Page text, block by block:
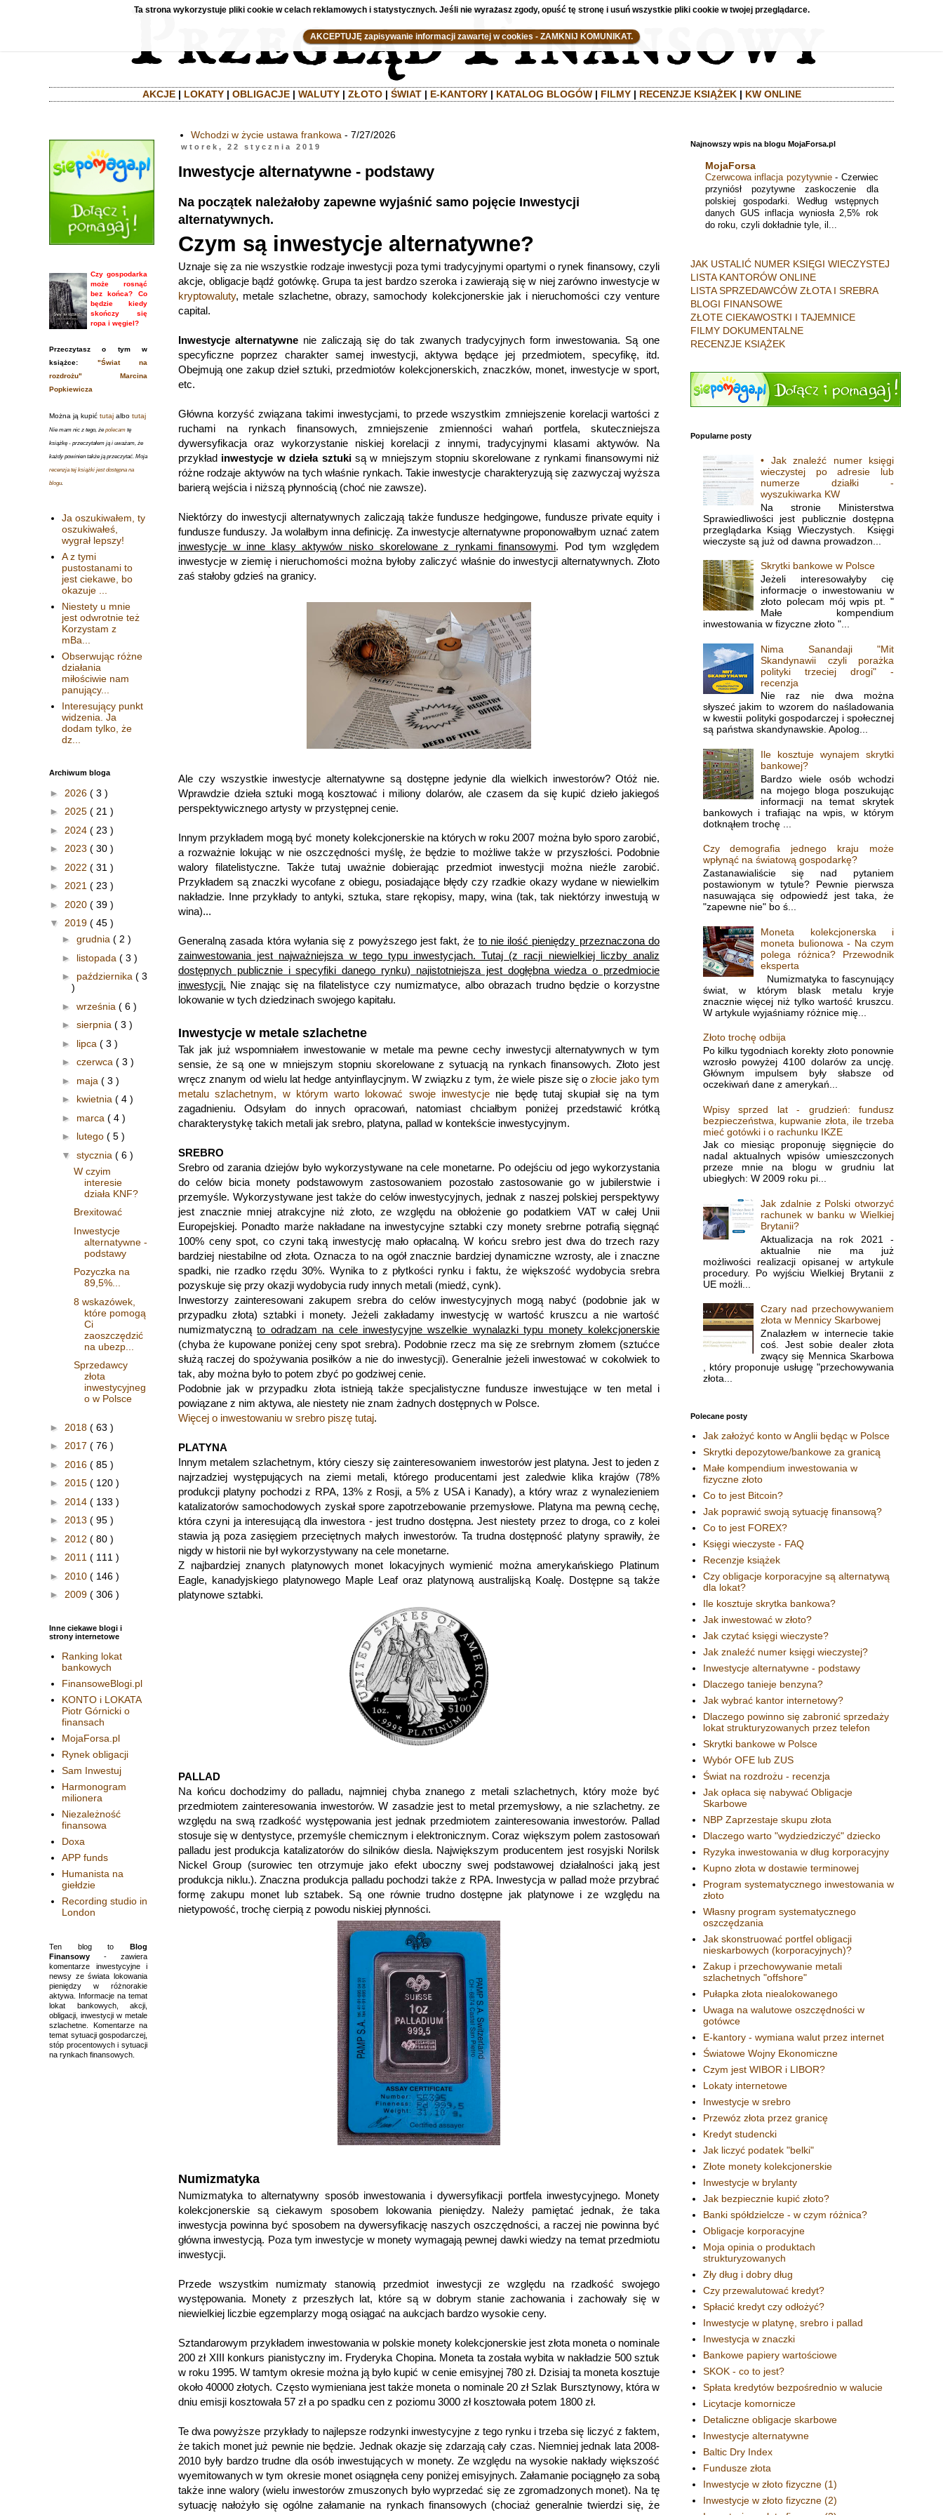
AKCJE| LOKATY| OBLIGACJE| WALUTY| ZŁOTO| ŚWIAT| E-KANTORY| KATALOG BLOGÓW| FILMY| RECENZJE KSIĄŻEK| KW ONLINE
Wchodzi w życie ustawa frankowa - 7/27/2026
wtorek, 22 stycznia 2019
Inwestycje alternatywne - podstawy
Na początek należałoby zapewne wyjaśnić samo pojęcie Inwestycji
alternatywnych.
Czym są inwestycje alternatywne?
Uznaje się za nie wszystkie rodzaje inwestycji poza tymi tradycyjnymi opartymi o rynek finansowy, czyli
akcje, obligacje bądź gotówkę. Grupa ta jest bardzo szeroka i zawierają się w niej zarówno inwestycje w
kryptowaluty, metale szlachetne, obrazy, samochody kolekcjonerskie jak i nieruchomości czy venture
capital.
Inwestycje alternatywne nie zaliczają się do tak zwanych tradycyjnych form inwestowania. Są one
specyficzne poprzez charakter samej inwestycji, aktywa będące jej przedmiotem, specyfikę, itd.
Obejmują one zakup dzieł sztuki, przedmiotów kolekcjonerskich, znaczków, monet, inwestycje w sport,
etc.
Główna korzyść związana takimi inwestycjami, to przede wszystkim zmniejszenie korelacji wartości z
ruchami na rynkach finansowych, zmniejszenie zmienności wahań portfela, skuteczniejsza
dywersyfikacja oraz wykorzystanie niskiej korelacji z innymi, tradycyjnymi klasami aktywów. Na
przykład inwestycje w dzieła sztukisą w mniejszym stopniu skorelowane z rynkami finansowymi niż
różne rodzaje aktywów na tych właśnie rynkach. Takie inwestycje charakteryzują się zazwyczaj wyższa
barierą wejścia i niższą płynnością (choć nie zawsze).
Niektórzy do inwestycji alternatywnych zaliczają także fundusze hedgingowe, fundusze private equity i
fundusze funduszy. Ja wolałbym inna definicję. Za inwestycje alternatywne proponowałbym uznać zatem
inwestycje w inne klasy aktywów nisko skorelowane z rynkami finansowymi. Pod tym względem
inwestycje w ziemię i nieruchomości można byłoby zaliczyć właśnie do inwestycji alternatywnych. Złoto
zaś stałoby gdzieś na granicy.
Ale czy wszystkie inwestycje alternatywne są dostępne jedynie dla wielkich inwestorów? Otóż nie.
Wprawdzie dzieła sztuki mogą kosztować i miliony dolarów, ale czasem da się kupić dzieło jakiegoś
perspektywicznego artysty w przystępnej cenie.
Innym przykładem mogą być monety kolekcjonerskie na których w roku 2007 można było sporo zarobić,
a rozważnie lokując w nie oszczędności myślę, że będzie to możliwe także w przyszłości. Podobnie
walory filatelistyczne. Także tutaj uważnie dobierając przedmiot inwestycji można nieźle zarobić.
Przykładem są znaczki wycofane z obiegu, posiadające błędy czy rzadkie okazy wydane w niewielkim
nakładzie. Inne przykłady to antyki, sztuka, stare rękopisy, mapy, wina (tak, tak niektórzy inwestują w
wina)...
Generalną zasada która wyłania się z powyższego jest fakt, że to nie ilość pieniędzy przeznaczona do
zainwestowania jest najważniejsza w tego typu inwestycjach. Tutaj (z racji niewielkiej liczby analiz
dostępnych publicznie i specyfiki danego rynku) najistotniejsza jest dogłębna wiedza o przedmiocie
inwestycji. Nie znając się na filatelistyce czy numizmatyce, albo obrazach trudno będzie o korzystne
lokowanie w tych dziedzinach swojego kapitału.
Inwestycje w metale szlachetne
Tak jak już wspomniałem inwestowanie w metale ma pewne cechy inwestycji alternatywnych w tym
sensie, że są one w mniejszym stopniu skorelowane z sytuacją na rynkach finansowych. Złoto jest
wręcz znanym od wielu lat hedge antyinflaycjnym. W związku z tym, że wiele pisze się ozłocie jako tym
metalu szlachetnym, w którym warto lokować swoje inwestycje nie będę tutaj skupiał się na tym
zagadnieniu. Odsyłam do innych opracowań, natomiast chciałbym poniżej przedstawić krótką
charakterystykę takich metali jak srebro, platyna, pallad w kontekście inwestycyjnym.
SREBRO
Srebro od zarania dziejów było wykorzystywane na cele monetarne. Po odejściu od jego wykorzystania
do celów bicia monety podstawowym zastosowaniem pozostało zastosowanie go w jubilerstwie i
przemyśle. Wykorzystywane jest także do celów inwestycyjnych, jednak z naszej polskiej perspektywy
jest znacznie mniej atrakcyjne niż złoto, ze względu na obłożenie go podatkiem VAT w całej Unii
Europejskiej. Ponadto marże nakładane na inwestycyjne sztabki czy monety srebrne potrafią sięgnąć
100% ceny spot, co czyni taką inwestycję mało opłacalną. W końcu srebro jest dwa do trzech razy
bardziej niestabilne od złota. Oznacza to na ogół znacznie bardziej dynamiczne wzrosty, ale i znaczne
spadki, nie rzadko rzędu 30%. Wynika to z płytkości rynku i faktu, że większość wydobycia srebra
pozyskuje się przy okazji wydobycia rudy innych metali (miedź, cynk).
Inwestorzy zainteresowani zakupem srebra do celów inwestycyjnych mogą nabyć (podobnie jak w
przypadku złota) sztabki i monety. Jeżeli zakładamy inwestycję w wartość kruszcu a nie wartość
numizmatycznąto odradzam na cele inwestycyjne wszelkie wynalazki typu monety kolekcjonerskie
(chyba że kupowane poniżej ceny spot srebra). Podobnie rzecz ma się ze srebrnym złomem (sztućce
służą raczej do spożywania posiłków a nie do inwestycji). Generalnie jeżeli inwestować w cokolwiek to
tak, aby można było to potem zbyć po godziwej cenie.
Podobnie jak w przypadku złota istnieją także specjalistyczne fundusze inwestujące w ten metal i
powiązane z nim aktywa, ale niestety nie znam żadnych dostępnych w Polsce.
Więcej o inwestowaniu w srebro piszę tutaj.
PLATYNA
Innym metalem szlachetnym, który cieszy się zainteresowaniem inwestorów jest platyna. Jest to jeden z
najrzadziej występujących na ziemi metali, którego producentami jest zaledwie klika krajów (78%
produkcji platyny pochodzi z RPA, 13% z Rosji, a 5% z USA i Kanady), a który wraz z wynalezieniem
katalizatorów samochodowych zyskał spore zapotrzebowanie przemysłowe. Platyna ma pewną cechę,
która czyni ja interesującą dla inwestora - jest trudno dostępna. Jest niestety przez to droga, co z kolei
stawia ją poza zasięgiem przeciętnych małych inwestorów. Ta trudna dostępność platyny sprawiły, że
nigdy w historii nie był wykorzystywany na cele monetarne.
Z najbardziej znanych platynowych monet lokacyjnych wymienić można amerykańskiego Platinum
Eagle, kanadyjskiego platynowego Maple Leaf oraz platynową australijską Koalę. Dostępne są także
platynowe sztabki.
PALLAD
Na końcu dochodzimy do palladu, najmniej chyba znanego z metali szlachetnych, który może być
przedmiotem zainteresowania inwestorów. W zasadzie jest to metal przemysłowy, a nie szlachetny. ze
względu na swą rzadkość występowania jest jednak przedmiotem zainteresowania inwestorów. Pallad
stosuje się w dentystyce, przemyśle chemicznym i elektronicznym. Coraz większym polem zastosowań
palladu jest produkcja katalizatorów do silników diesla. Największym producentem jest rosyjski Norilsk
Nickel Group (surowiec ten otrzymuje jako efekt uboczny swej podstawowej działalności jaką jest
produkcja niklu.). Znaczna produkcja palladu pochodzi także z RPA. Inwestycja w pallad może przybrać
formę zakupu monet lub sztabek. Są one równie trudno dostępne jak platynowe i ze względu na
nietypowość, trochę cierpią z powodu niskiej płynności.
Numizmatyka
Numizmatyka to alternatywny sposób inwestowania i dywersyfikacji portfela inwestycyjnego. Monety
kolekcjonerskie są ciekawym sposobem lokowania pieniędzy. Należy pamiętać jednak, że taka
inwestycja powinna być sposobem na dywersyfikację naszych oszczędności, a raczej nie powinna być
główna inwestycją. Poza tym inwestycje w monety wymagają pewnej dawki wiedzy na temat przedmiotu
inwestycji.
Przede wszystkim numizmaty stanowią przedmiot inwestycji ze względu na rzadkość swojego
występowania. Monety z przeszłych lat, które są w dobrym stanie zachowania i zachowały się w
niewielkiej liczbie egzemplarzy mogą osiągać na aukcjach bardzo wysokie ceny.
Sztandarowym przykładem inwestowania w polskie monety kolekcjonerskie jest złota moneta o nominale
200 zł XIII konkurs pianistyczny im. Fryderyka Chopina. Moneta ta została wybita w nakładzie 500 sztuk
w roku 1995. W tamtym okresie można ją było kupić w cenie emisyjnej 780 zł. Dzisiaj ta moneta kosztuje
około 40000 złotych. Często wymieniana jest także moneta o nominale 20 zł Szlak Bursztynowy, która w
dniu emisji kosztowała 57 zł a po spadku cen z poziomu 3000 zł kosztowała potem 1800 zł.
Te dwa powyższe przykłady to najlepsze rodzynki inwestycyjne z tego rynku i trzeba się liczyć z faktem,
że takich monet już pewnie nie będzie. Jednak okazje się zdarzają cały czas. Niemniej jednak lata 2008-
2010 były bardzo trudne dla osób inwestujących w monety. Ze względu na wysokie nakłady większość
wyemitowanych w tym okresie monet osiągnęła ceny poniżej emisyjnych. Załamanie pociągnęło za sobą
także inne walory (wielu inwestorów zmuszonych było wyprzedać się ze zgromadzonych monet). Na tę
sytuację nałożyło się ogólne załamanie na rynkach finansowych (chociaż generalnie twierdzi się, że
Czy gospodarka
może rosnąć
bez końca? Co
będzie kiedy
skończy się
ropa i węgiel?
Przeczytasz o tym w
książce: "Świat na
rozdrożu" Marcina
Popkiewicza
Można ją kupić tutaj albo tutaj
Nie mam nic z tego, żepolecam tę
książkę - przeczytałem ją i uważam, że
każdy powinien także ją przeczytać. Moja
recenzja tej książki jest dostępna na
blogu.
Ja oszukiwałem, ty
oszukiwałeś,
wygrał lepszy!
A z tymi
pustostanami to
jest ciekawe, bo
okazuje ...
Niestety u mnie
jest odwrotnie też
Korzystam z
mBa...
Obserwując różne
działania
miłościwie nam
panujący...
Interesujący punkt
widzenia. Ja
dodam tylko, że
dz...
Archiwum bloga
► 2026 ( 3 )
► 2025 ( 21 )
► 2024 ( 23 )
► 2023 ( 30 )
► 2022 ( 31 )
► 2021 ( 23 )
► 2020 ( 39 )
▼ 2019 ( 45 )
► grudnia ( 2 )
► listopada ( 3 )
► października ( 3
)
► września ( 6 )
► sierpnia ( 3 )
► lipca ( 3 )
► czerwca ( 3 )
► maja ( 3 )
► kwietnia ( 4 )
► marca ( 4 )
► lutego( 5 )
▼ stycznia ( 6 )
W czyim
interesie
działa KNF?
Brexitować
Inwestycje
alternatywne -
podstawy
Pozyczka na
89,5%...
8 wskazówek,
które pomogą
Ci
zaoszczędzić
na ubezp...
Sprzedawcy
złota
inwestycyjneg
o w Polsce
► 2018 ( 63 )
► 2017 ( 76 )
► 2016 ( 85 )
► 2015 ( 120 )
► 2014 ( 133 )
► 2013 ( 95 )
► 2012 ( 80 )
► 2011 ( 111 )
► 2010 ( 146 )
► 2009 ( 306 )
Inne ciekawe blogi i
strony internetowe
Ranking lokat
bankowych
FinansoweBlogi.pl
KONTO i LOKATA
Piotr Górnicki o
finansach
MojaForsa.pl
Rynek obligacji
Sam Inwestuj
Harmonogram
milionera
Niezależność
finansowa
Doxa
APP funds
Humanista na
giełdzie
Recording studio in
London
Ten blog to Blog
Finansowy - zawiera
komentarze inwestycyjne i
newsy ze świata lokowania
pieniędzy w różnorakie
aktywa. Informacje na temat
lokat bankowych, akcji,
obligacji, inwestycji w metale
szlachetne. Komentarze na
temat sytuacji gospodarczej,
stóp procentowych i sytuacji
na rynkach finansowych.
Najnowszy wpis na blogu MojaForsa.pl
MojaForsa
Czerwcowa inflacja pozytywnie- Czerwiec
przyniósł pozytywne zaskoczenie dla
polskiej gospodarki. Według wstępnych
danych GUS inflacja wyniosła 2,5% rok
do roku, czyli dokładnie tyle, il...
JAK USTALIĆ NUMER KSIĘGI WIECZYSTEJ
LISTA KANTORÓW ONLINE
LISTA SPRZEDAWCÓW ZŁOTA I SREBRA
BLOGI FINANSOWE
ZŁOTE CIEKAWOSTKI I TAJEMNICE
FILMY DOKUMENTALNE
RECENZJE KSIĄŻEK
Popularne posty
• Jak znaleźć numer księgi
wieczystej po adresie lub
numerze działki -
wyszukiwarka KW
Na stronie Ministerstwa
Sprawiedliwości jest publicznie dostępna
przeglądarka Ksiąg Wieczystych. Księgi
wieczyste są już od dawna prowadzon...
Skrytki bankowe w Polsce
Jeżeli interesowałyby cię
informacje o inwestowaniu w
złoto polecam mój wpis pt. "
Małe kompendium
inwestowania w fizyczne złoto "...
Nima Sanandaji "Mit
Skandynawii czyli porażka
polityki trzeciej drogi" -
recenzja
Nie raz nie dwa można
słyszeć jakim to wzorem do naśladowania
w kwestii polityki gospodarczej i społecznej
są państwa skandynawskie. Apolog...
Ile kosztuje wynajem skrytki
bankowej?
Bardzo wiele osób wchodzi
na mojego bloga poszukując
informacji na temat skrytek
bankowych i trafiając na wpis, w którym
dotknąłem trochę ...
Czy demografia jednego kraju może
wpłynąć na światową gospodarkę?
Zastanawialiście się nad pytaniem
postawionym w tytule? Pewnie pierwsza
nasuwająca się odpowiedź jest taka, że
"zapewne nie" bo ś...
Moneta kolekcjonerska i
moneta bulionowa - Na czym
polega różnica? Przewodnik
eksperta
Numizmatyka to fascynujący
świat, w którym blask metalu kryje
znacznie więcej niż tylko wartość kruszcu.
W artykule wyjaśniamy różnice mię...
Złoto trochę odbija
Po kilku tygodniach korekty złoto ponownie
wzrosło powyżej 4100 dolarów za uncję.
Głównym impulsem były słabsze od
oczekiwań dane z amerykań...
Wpisy sprzed lat - grudzień: fundusz
bezpieczeństwa, kupwanie złota, ile trzeba
mieć gotówki i o rachunku IKZE
Jak co miesiąc proponuję sięgnięcie do
nadal aktualnych wpisów umieszczonych
przeze mnie na blogu w grudniu lat
ubiegłych: W 2009 roku pi...
Jak zdalnie z Polski otworzyć
rachunek w banku w Wielkiej
Brytanii?
Aktualizacja na rok 2021 -
aktualnie nie ma już
możliwości realizacji opisanej w artykule
procedury. Po wyjściu Wielkiej Brytanii z
UE możli...
Czary nad przechowywaniem
złota w Mennicy Skarbowej
Znalazłem w internecie takie
coś. Jest sobie dealer złota
zwący się Mennica Skarbowa
, który proponuje usługę "przechowywania
złota...
Polecane posty
Jak założyć konto w Anglii będąc w Polsce
Skrytki depozytowe/bankowe za granicą
Małe kompendium inwestowania w
fizyczne złoto
Co to jest Bitcoin?
Jak poprawić swoją sytuację finansową?
Co to jest FOREX?
Księgi wieczyste - FAQ
Recenzje książek
Czy obligacje korporacyjne są alternatywą
dla lokat?
Ile kosztuje skrytka bankowa?
Jak inwestować w złoto?
Jak czytać księgi wieczyste?
Jak znaleźć numer księgi wieczystej?
Inwestycje alternatywne - podstawy
Dlaczego tanieje benzyna?
Jak wybrać kantor internetowy?
Dlaczego powinno się zabronić sprzedaży
lokat strukturyzowanych przez telefon
Skrytki bankowe w Polsce
Wybór OFE lub ZUS
Świat na rozdrożu - recenzja
Jak opłaca się nabywać Obligacje
Skarbowe
NBP Zaprzestaje skupu złota
Dlaczego warto "wydziedziczyć" dziecko
Ryzyka inwestowania w dług korporacyjny
Kupno złota w dostawie terminowej
Program systematycznego inwestowania w
złoto
Własny program systematycznego
oszczędzania
Jak skonstruować portfel obligacji
nieskarbowych (korporacyjnych)?
Zakup i przechowywanie metali
szlachetnych "offshore"
Pułapka złota niealokowanego
Uwaga na walutowe oszczędności w
gotówce
E-kantory - wymiana walut przez internet
Światowe Wojny Ekonomiczne
Czym jest WIBOR i LIBOR?
Lokaty internetowe
Inwestycje w srebro
Przewóz złota przez granicę
Kredyt studencki
Jak liczyć podatek "belki"
Złote monety kolekcjonerskie
Inwestycje w brylanty
Jak bezpiecznie kupić złoto?
Banki spółdzielcze - w czym różnica?
Obligacje korporacyjne
Moja opinia o produktach
strukturyzowanych
Zły dług i dobry dług
Czy przewalutować kredyt?
Spłacić kredyt czy odłożyć?
Inwestycje w platynę, srebro i pallad
Inwestycja w znaczki
Bankowe papiery wartościowe
SKOK - co to jest?
Spłata kredytów bezpośrednio w walucie
Licytacje komornicze
Detaliczne obligacje skarbowe
Inwestycje alternatywne
Baltic Dry Index
Fundusze złota
Inwestycje w złoto fizyczne (1)
Inwestycje w złoto fizyczne (2)
Ta strona wykorzystuje pliki cookie w celach reklamowych i statystycznych. Jeśli nie wyrażasz zgody, opuść tę stronę i usuń wszystkie pliki cookie w twojej przeglądarce.
AKCEPTUJĘ zapisywanie informacji zawartej w cookies - ZAMKNIJ KOMUNIKAT.